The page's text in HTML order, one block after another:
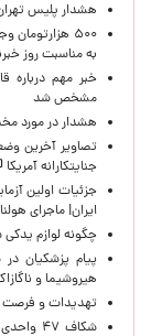
هشدار پلیس
به مناسبت روز
خبر مهم درباره
مشخص شد
هشدار در مورد
تصاویر آخرین
جنایتکارانه آمریکا
جزئیات اولین
ایران| ماجرای هولناک خروج ۱۸۰ هزار گلوله ساچمه
چگونه لوازم
پیام پزشکیان
هیروشیما و
تهدیدات و فرصت
شکاف